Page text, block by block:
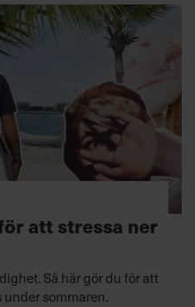
att stressa ner
Så här gör du för att
sommaren.